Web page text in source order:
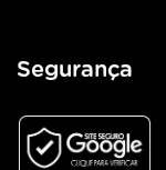
Segurança